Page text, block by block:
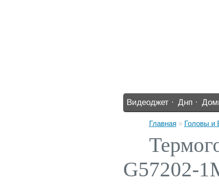
Видеоджет · Днп ·
Главная » Головы и
G57202-